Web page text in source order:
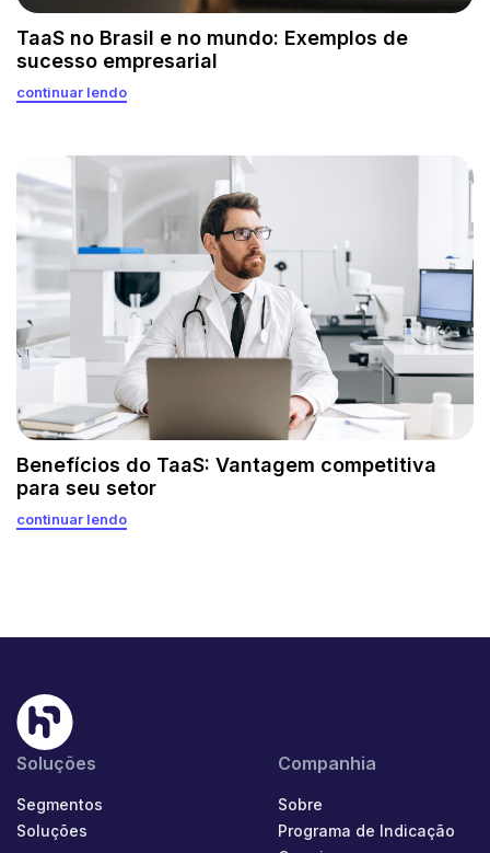
TaaS no Brasil e no mundo: Exemplos de
sucesso empresarial
continuar lendo
Benefícios do TaaS: Vantagem competitiva
para seu setor
continuar lendo
Soluções
Segmentos
Soluções
Companhia
Sobre
Programa de Indicação